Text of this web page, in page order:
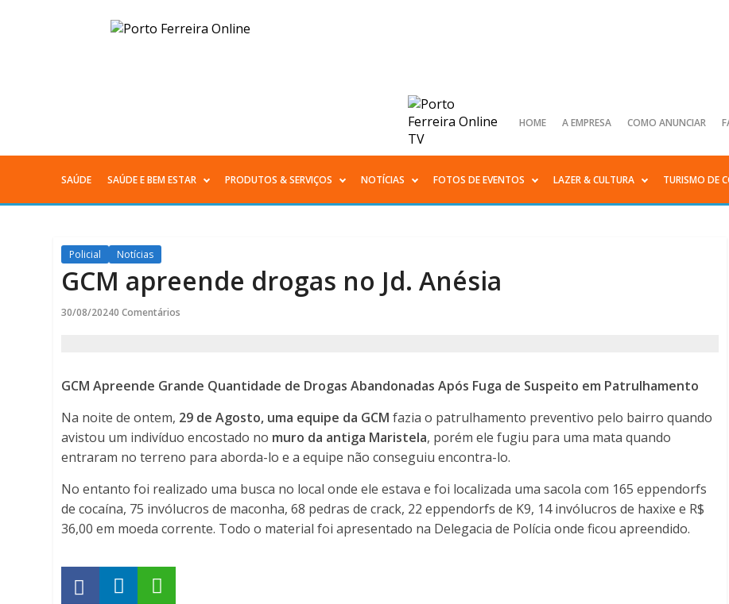
GCM
Jd.
Anésia
-
Porto
Ferreira
-
Porto
Ferreira
Online
HOME A EMPRESA COMO ANUNCIAR
Menu
SAÚDE SAÚDE E BEM ESTAR PRODUTOS & SERVIÇOS NOTÍCIAS FOTOS DE EVENTOS LAZER & CULTURA TURISMO DE
Policial Notícias
GCM apreende drogas no Jd. Anésia
30/08/20240 Comentários
GCM Apreende Grande Quantidade de Drogas Abandonadas Após Fuga de Suspeito em Patrulhamento
Na noite de ontem, 29 de Agosto, uma equipe da GCM fazia o patrulhamento preventivo pelo bairro quando
avistou um indivíduo encostado no muro da antiga Maristela, porém ele fugiu para uma mata quando
entraram no terreno para aborda-lo e a equipe não conseguiu encontra-lo.
No entanto foi realizado uma busca no local onde ele estava e foi localizada uma sacola com 165 eppendorfs
de cocaína, 75 invólucros de maconha, 68 pedras de crack, 22 eppendorfs de K9, 14 invólucros de haxixe e R$
36,00 em moeda corrente. Todo o material foi apresentado na Delegacia de Polícia onde ficou apreendido.